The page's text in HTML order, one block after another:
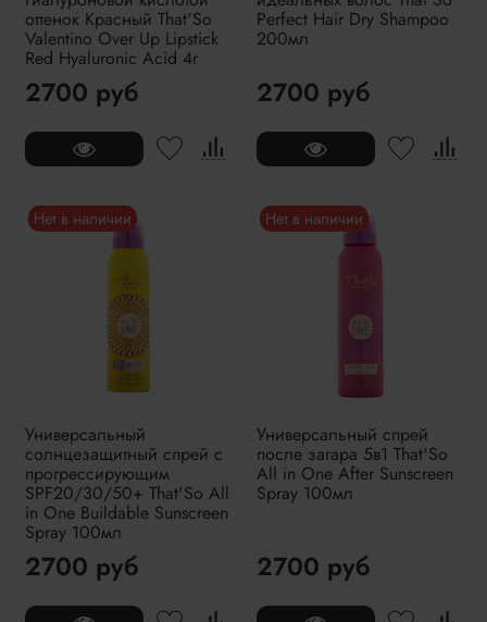
оттенок Красный That'So
Valentino Over Up Lipstick
Red Hyaluronic Acid 4г
2700 руб
Perfect Hair Dry Shampoo
200мл
2700 руб
Нет в наличии
Универсальный
солнцезащитный спрей с
прогрессирующим
SPF20/30/50+ That'So All
in One Buildable Sunscreen
Spray 100мл
2700 руб
Нет в наличии
Универсальный спрей
после загара 5в1 That'So
All in One After Sunscreen
Spray 100мл
2700 руб